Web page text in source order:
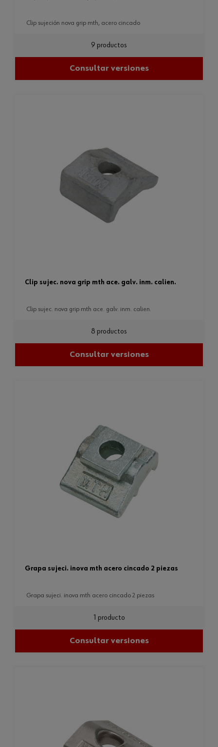
clip sujeción nova grip mth, acero cincado
9 productos
Consultar versiones
clip sujec. nova grip mth ace. galv. inm. calien.
clip sujec. nova grip mth ace. galv. inm. calien.
8 productos
Consultar versiones
grapa sujeci. inova mth acero cincado 2 piezas
grapa sujeci. inova mth acero cincado 2 piezas
1 producto
Consultar versiones